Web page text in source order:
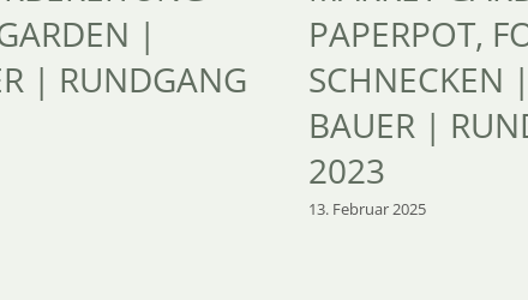
|
| RUNDGANG
PAPERPOT,
SCHNECKEN
BAUER |
2023
13. Februar 2025